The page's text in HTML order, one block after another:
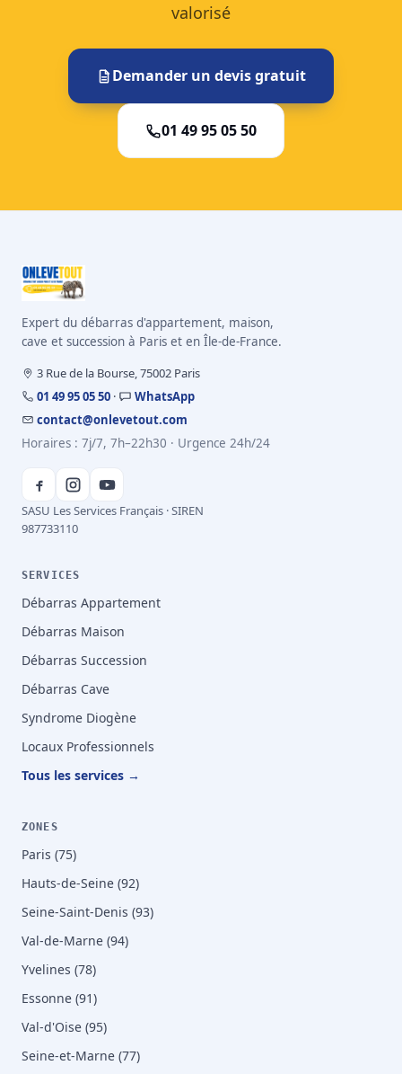
valorisé
Demander un devis gratuit
01 49 95 05 50
Expert du débarras d'appartement, maison,
cave et succession à Paris et en Île-de-France.
3 Rue de la Bourse, 75002 Paris
01 49 95 05 50 ·
WhatsApp
contact@onlevetout.com
Horaires : 7j/7, 7h–22h30 · Urgence 24h/24
SASU Les Services Français · SIREN
987733110
SERVICES
Débarras Appartement
Débarras Maison
Débarras Succession
Débarras Cave
Syndrome Diogène
Locaux Professionnels
Tous les services →
ZONES
Paris (75)
Hauts-de-Seine (92)
Seine-Saint-Denis (93)
Val-de-Marne (94)
Yvelines (78)
Essonne (91)
Val-d'Oise (95)
Seine-et-Marne (77)